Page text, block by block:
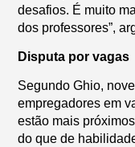
desafios. É muito
dos professores”,
Disputa por vagas
Segundo Ghio,
empregadores em
estão mais
do que de